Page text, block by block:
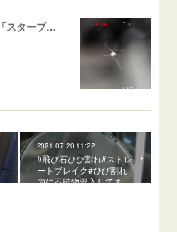
飛び石ひび 割れ施工例「スターブレイク系」 フリード
2021.07.20 11:22
#飛び石ひび割れ#ストレ
ートブレイク#ひび割れ
内に不純物混入してま…